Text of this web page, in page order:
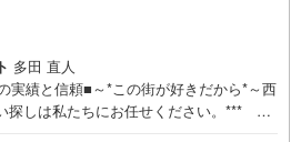
多田 直人
実績と信頼■～*この街が好きだから*～西
探しは私たちにお任せください。*** 住